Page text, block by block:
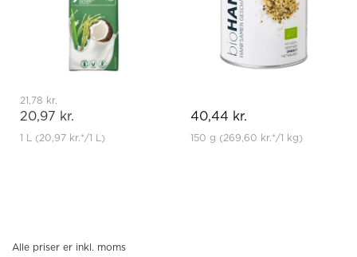
21,78 kr.
20,97 kr.
1 L (20,97 kr.*/1 L)
40,44 kr.
150 g (269,60 kr.*/1 kg)
Alle priser er inkl. moms